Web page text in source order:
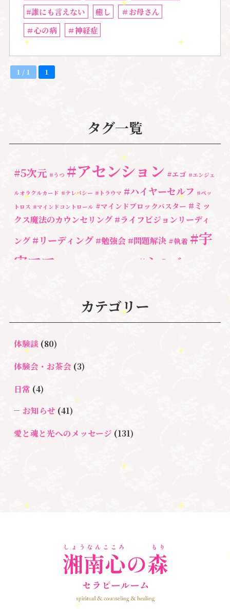
#誰にも言えない
癒し
＃お母さん
＃心の病
＃神経症
1 / 1 1
タグ一覧
#5次元 #うつ #アセンション #エゴ #エンジェ
ルオラクルカード #テレパシー #トラウマ #ハイヤーセルフ #ペッ
トロス #マインドコントロール #マインドブロックバスター #ミッ
クス魔法のカウンセリング #ライフビジョンリーディ
ング #リーディング #勉強会 #問題解決 #執着 #宇
宙ママ
#心のブロッ
#自分と向き合う #自分軸 #親子のトラウマ
心のよりどころ 新着情報
ルカード ＃ハイヤーセルフ
＃マインドブロ
ックバスター
スター養成講座
＃宇宙ママももこ
カテゴリー
体験談(80)
体験会・お茶会(3)
日常 (4)
お知らせ (41)
愛と魂と光へのメッセージ (131)
ペットロス
(72)
勉強会・セミナー(55)
(17)